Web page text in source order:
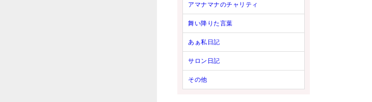
アマナマナのチャリティ
舞い降りた言葉
あぁ私日記
サロン日記
その他